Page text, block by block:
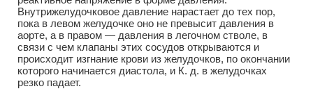
Внутрижелудочковое давление нарастает до тех пор,
пока в левом желудочке оно не превысит давления в
аорте, а в правом — давления в легочном стволе, в
связи с чем клапаны этих сосудов открываются и
происходит изгнание крови из желудочков, по окончании
которого начинается диастола, и К. д. в желудочках
резко падает.